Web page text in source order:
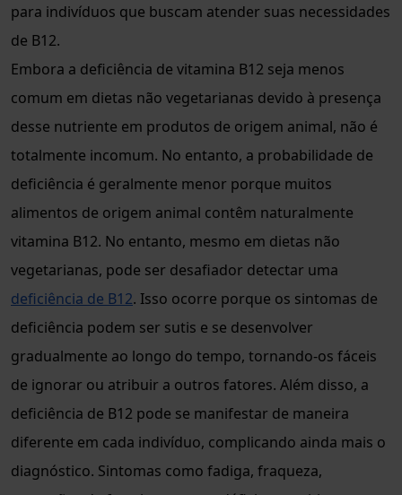
para indivíduos que buscam atender suas necessidades
de B12.
Embora a deficiência de vitamina B12 seja menos
comum em dietas não vegetarianas devido à presença
desse nutriente em produtos de origem animal, não é
totalmente incomum. No entanto, a probabilidade de
deficiência é geralmente menor porque muitos
alimentos de origem animal contêm naturalmente
vitamina B12. No entanto, mesmo em dietas não
vegetarianas, pode ser desafiador detectar uma
deficiência de B12. Isso ocorre porque os sintomas de
deficiência podem ser sutis e se desenvolver
gradualmente ao longo do tempo, tornando-os fáceis
de ignorar ou atribuir a outros fatores. Além disso, a
deficiência de B12 pode se manifestar de maneira
diferente em cada indivíduo, complicando ainda mais o
diagnóstico. Sintomas como fadiga, fraqueza,